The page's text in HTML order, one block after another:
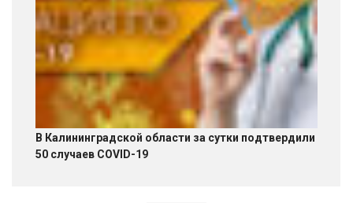
В Калининградской области за сутки подтвердили
50 случаев COVID-19